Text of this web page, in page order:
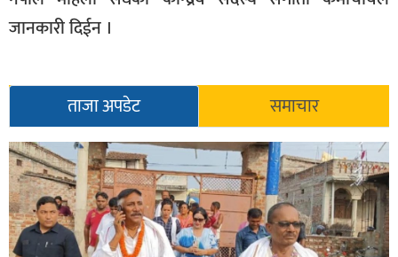
जानकारी दिईन ।
ताजा अपडेट समाचार